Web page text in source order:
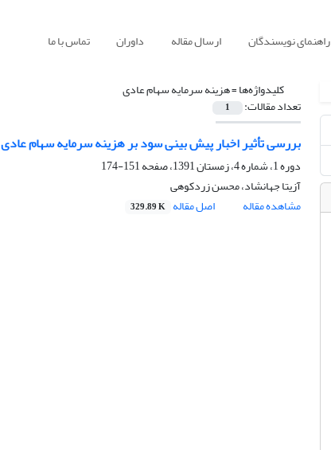
راهنمای نویسندگان ارسال مقاله داوران تماس با ما
کلیدواژه‌ها =هزینه سرمایه سهام عادی
تعداد مقالات: 1
بررسی تأثیر اخبار پیش بینی سود بر هزینه سرمایه سهام عادی
دوره 1، شماره 4، زمستان 1391، صفحه
151-174
آزیتا جهانشاد، محسن زردکوهی
مشاهده مقاله
اصل مقاله 329.89 K